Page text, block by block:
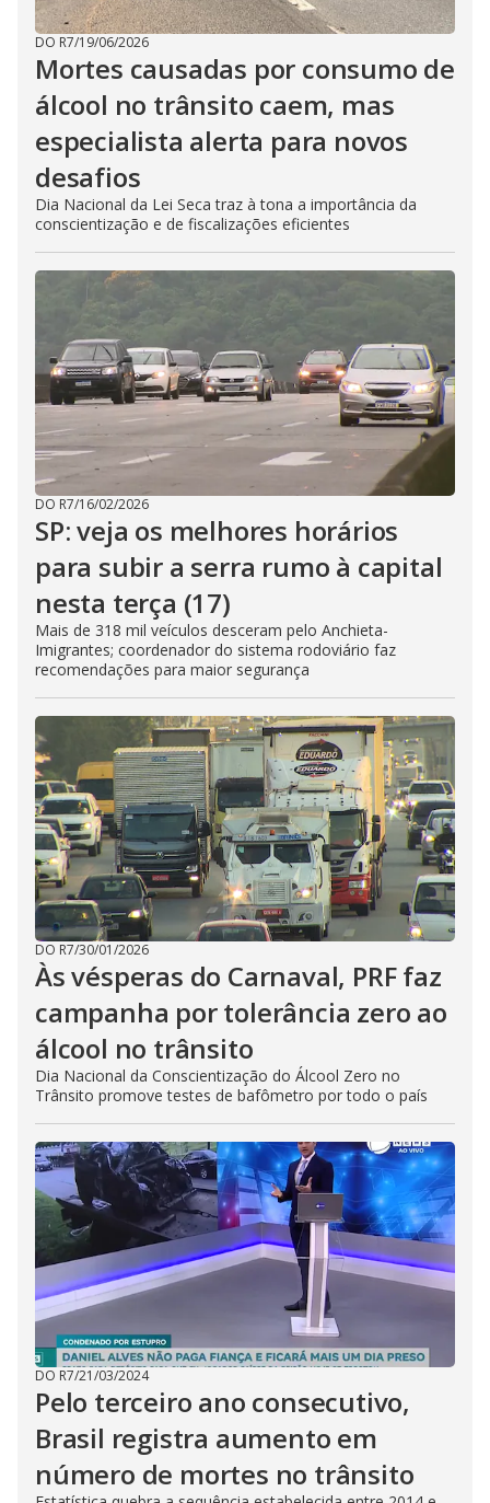
DO R7/19/06/2026
Mortes causadas por consumo de
álcool no trânsito caem, mas
especialista alerta para novos
desafios
Dia Nacional da Lei Seca traz à tona a importância da
conscientização e de fiscalizações eficientes
DO R7/16/02/2026
SP: veja os melhores horários
para subir a serra rumo à capital
nesta terça (17)
Mais de 318 mil veículos desceram pelo Anchieta-
Imigrantes; coordenador do sistema rodoviário faz
recomendações para maior segurança
DO R7/30/01/2026
Às vésperas do Carnaval, PRF faz
campanha por tolerância zero ao
álcool no trânsito
Dia Nacional da Conscientização do Álcool Zero no
Trânsito promove testes de bafômetro por todo o país
DO R7/21/03/2024
Pelo terceiro ano consecutivo,
Brasil registra aumento em
número de mortes no trânsito